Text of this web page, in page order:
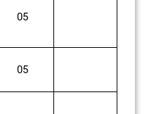
05
05